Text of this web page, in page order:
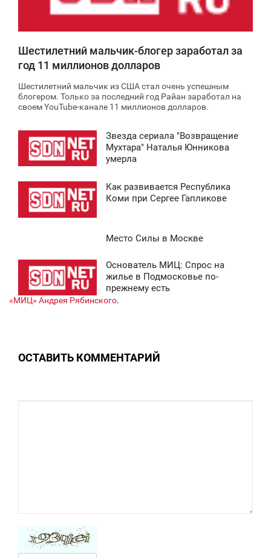
Шестилетний мальчик-блогер заработал за
год 11 миллионов долларов
Шестилетний мальчик из США стал очень успешным
блогером. Только за последний год Райан заработал на
своем YouTube-канале 11 миллионов долларов.
Звезда сериала "Возвращение
Мухтара" Наталья Юнникова
умерла
Как развивается Республика
Коми при Сергее Гапликове
Место Силы в Москве
Основатель МИЦ: Спрос на
жилье в Подмосковье по-
прежнему есть
«МИЦ» Андрея Рябинского.
ОСТАВИТЬ КОММЕНТАРИЙ